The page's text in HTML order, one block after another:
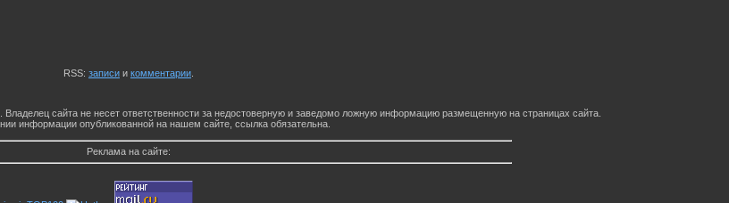
RSS: записи и комментарии
сайта не несет ответственности за недостоверную и заведомо ложную информацию размещенную на страницах сайта.
информации опубликованной на нашем сайте, ссылка обязательна.
Реклама на сайте: